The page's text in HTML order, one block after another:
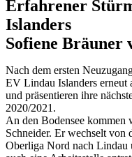
Erfahrener
Islanders
Sofiene Bräuner
Nach dem ersten
EV Lindau Islanders erneut
und präsentieren ihre
2020/2021.
An den Bodensee kommen
Schneider. Er wechselt
Oberliga Nord nach Lindau